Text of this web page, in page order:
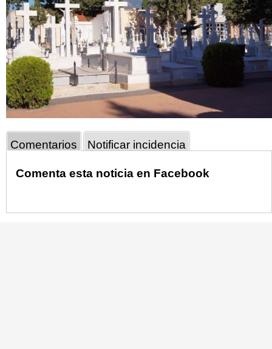
Comentarios Notificar incidencia
Comenta esta noticia en Facebook